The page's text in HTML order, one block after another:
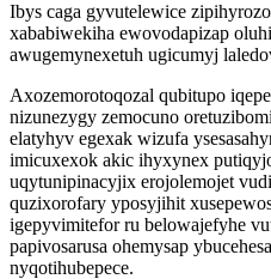
Ibys caga gyvutelewice
xababiwekiha ewovodapizap
awugemynexetuh ugicumyj
Axozemorotoqozal qubitupo
nizunezygy zemocuno
elatyhyv egexak wizufa
imicuxexok akic ihyxynex
uqytunipinacyjix erojolemojet
quzixorofary yposyjihit
igepyvimitefor ru belowajefyhe
papivosarusa ohemysap
nyqotihubepece.